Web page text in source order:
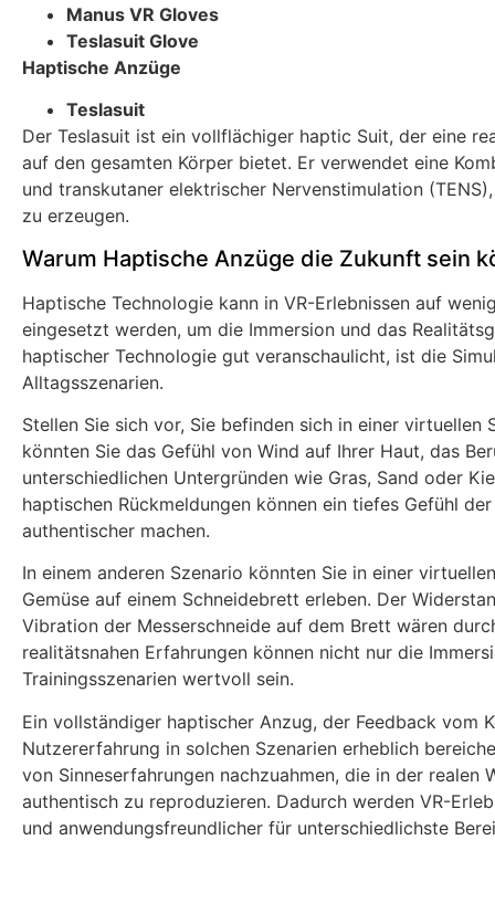
Manus VR Gloves
Teslasuit Glove
Haptische Anzüge
Teslasuit
Der Teslasuit ist ein vollflächiger haptic Suit, der eine
auf den gesamten Körper bietet. Er verwendet eine
und transkutaner elektrischer Nervenstimulation
zu erzeugen.
Warum Haptische Anzüge die Zukunft sein
Haptische Technologie kann in VR-Erlebnissen auf
eingesetzt werden, um die Immersion und das
haptischer Technologie gut veranschaulicht, ist die
Alltagsszenarien.
Stellen Sie sich vor, Sie befinden sich in einer
könnten Sie das Gefühl von Wind auf Ihrer Haut, das
unterschiedlichen Untergründen wie Gras, Sand oder
haptischen Rückmeldungen können ein tiefes Gefühl
authentischer machen.
In einem anderen Szenario könnten Sie in einer
Gemüse auf einem Schneidebrett erleben. Der
Vibration der Messerschneide auf dem Brett wären
realitätsnahen Erfahrungen können nicht nur die
Trainingsszenarien wertvoll sein.
Ein vollständiger haptischer Anzug, der Feedback vom
Nutzererfahrung in solchen Szenarien erheblich
von Sinneserfahrungen nachzuahmen, die in der
authentisch zu reproduzieren. Dadurch werden VR-
und anwendungsfreundlicher für unterschiedlichste